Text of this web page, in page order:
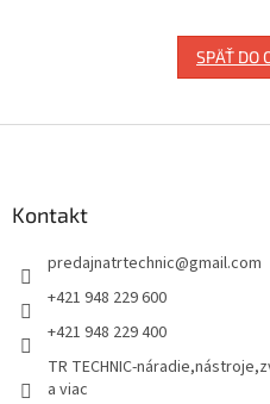
SPÄŤ DO
Kontakt
predajnatrtechnic@gmail.com
+421 948 229 600
+421 948 229 400
TR TECHNIC-
a viac